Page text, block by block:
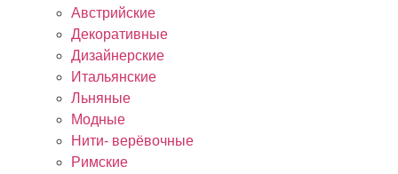
Австрийские
Декоративные
Дизайнерские
Итальянские
Льняные
Модные
Нити- верёвочные
Римские